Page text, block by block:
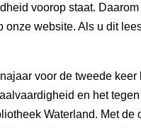
voorop staat.
website. Als u dit
voor de tweede keer
en het
Waterland. Met de